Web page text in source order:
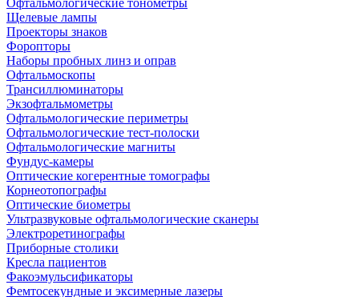
Офтальмологические тонометры
Щелевые лампы
Проекторы знаков
Форопторы
Наборы пробных линз и оправ
Офтальмоскопы
Трансиллюминаторы
Экзофтальмометры
Офтальмологические периметры
Офтальмологические тест-полоски
Офтальмологические магниты
Фундус-камеры
Оптические когерентные томографы
Корнеотопографы
Оптические биометры
Ультразвуковые офтальмологические сканеры
Электроретинографы
Приборные столики
Кресла пациентов
Факоэмульсификаторы
Фемтосекундные и эксимерные лазеры